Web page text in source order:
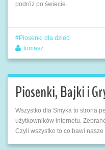
podróż po świecie.
Piosenki dla dzieci
tomasz
Piosenki, Bajki i
Wszystko dla Smyka to strona
użytkowników internetu.
Czyli wszystko to co bawi nasze